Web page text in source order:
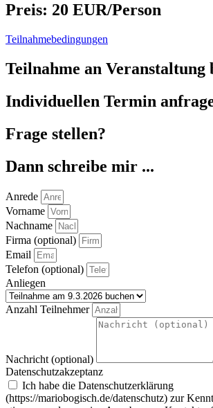
Preis: 20 EUR/Person
Teilnahmebedingungen
Teilnahme an Veranstaltung
Individuellen Termin
Frage stellen?
Dann schreibe mir ...
Anrede
Vorname
Nachname
Firma (optional)
Email
Telefon (optional)
Anliegen
Anzahl Teilnehmer
Nachricht (optional)
Datenschutzakzeptanz
Ich habe die Datenschutzerklärung
(https://mariobogisch.de/datenschutz) zur